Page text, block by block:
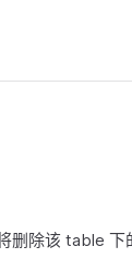
除该 table 下